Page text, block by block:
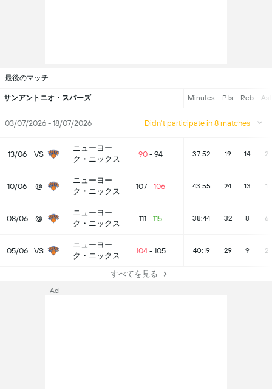
最後のマッチ
サンアントニオ・スパーズ Minutes Pts Reb Ast
03/07/2026 - 18/07/2026 Didn't participate in 8 matches
13/06 VS
ニューヨー
ク・ニックス
90 - 94 37:52 19 14 2
10/06 @
ニューヨー
ク・ニックス
107 - 106 43:55 24 13 1
08/06 @
ニューヨー
ク・ニックス
111 - 115 38:44 32 8 6
05/06 VS
ニューヨー
ク・ニックス
104- 105 40:19 29 9 2
すべてを見る
Ad